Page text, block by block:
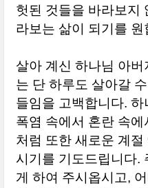
헛된 것들을 바라보지
라보는 삶이 되기를 원
살아 계신 하나님 아버
는 단 하루도 살아갈
들임을 고백합니다.
폭염 속에서 혼란 속
처럼 또한 새로운 계
시기를 기도드립니다.
게 하여 주시옵시고,